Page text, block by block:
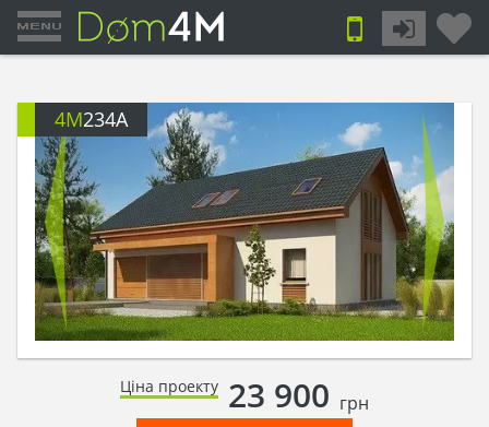
4M234A
Ціна проекту 23 900 грн